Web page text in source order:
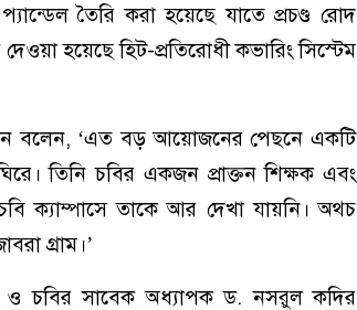
তৈরি করা হয়েছে যাতে প্রচণ্ড রোদ
হয়েছে হিট-প্রতিরোধী কভারিং সিস্টেম
বলেন, ‘এত বড় আয়োজনের পেছনে একটি
তিনি চবির একজন প্রাক্তন শিক্ষক এবং
ক্যাম্পাসে তাকে আর দেখা যায়নি। অথচ
গ্রাম।’
ও চবির সাবেক অধ্যাপক ড. নসরুল কদির